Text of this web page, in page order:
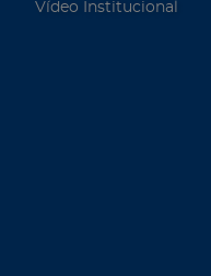
Vídeo Institucional